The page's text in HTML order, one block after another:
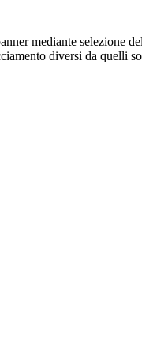
mediante
diversi da quelli